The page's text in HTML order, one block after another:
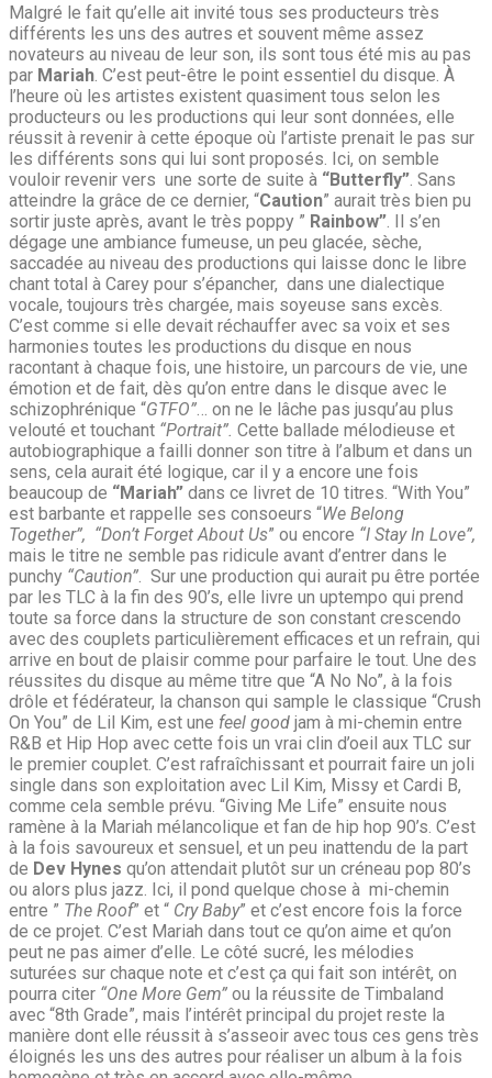
Malgré le fait qu’elle ait invité tous ses producteurs très
différents les uns des autres et souvent même assez
novateurs au niveau de leur son, ils sont tous été mis au pas
par Mariah . C’est peut-être le point essentiel du disque. À
l’heure où les artistes existent quasiment tous selon les
producteurs ou les productions qui leur sont données, elle
réussit à revenir à cette époque où l’artiste prenait le pas sur
les différents sons qui lui sont proposés. Ici, on semble
vouloir revenir vers une sorte de suite à “Butterfly” . Sans
atteindre la grâce de ce dernier, “Caution” aurait très bien pu
sortir juste après, avant le très poppy ” Rainbow” . Il s’en
dégage une ambiance fumeuse, un peu glacée, sèche,
saccadée au niveau des productions qui laisse donc le libre
chant total à Carey pour s’épancher, dans une dialectique
vocale, toujours très chargée, mais soyeuse sans excès.
C’est comme si elle devait réchauffer avec sa voix et ses
harmonies toutes les productions du disque en nous
racontant à chaque fois, une histoire, un parcours de vie, une
émotion et de fait, dès qu’on entre dans le disque avec le
schizophrénique “GTFO” … on ne le lâche pas jusqu’au plus
velouté et touchant “Portrait”. Cette ballade mélodieuse et
autobiographique a failli donner son titre à l’album et dans un
sens, cela aurait été logique, car il y a encore une fois
beaucoup de “Mariah” dans ce livret de 10 titres. “With You”
est barbante et rappelle ses consoeurs “We Belong
Together”, “Don’t Forget About Us” ou encore “I Stay In Love”,
mais le titre ne semble pas ridicule avant d’entrer dans le
punchy “Caution” . Sur une production qui aurait pu être portée
par les TLC à la fin des 90’s, elle livre un uptempo qui prend
toute sa force dans la structure de son constant crescendo
avec des couplets particulièrement efficaces et un refrain, qui
arrive en bout de plaisir comme pour parfaire le tout. Une des
réussites du disque au même titre que “A No No”, à la fois
drôle et fédérateur, la chanson qui sample le classique “Crush
On You” de Lil Kim, est une feel good jam à mi-chemin entre
R&B et Hip Hop avec cette fois un vrai clin d’oeil aux TLC sur
le premier couplet. C’est rafraîchissant et pourrait faire un joli
single dans son exploitation avec Lil Kim, Missy et Cardi B,
comme cela semble prévu. “Giving Me Life” ensuite nous
ramène à la Mariah mélancolique et fan de hip hop 90’s. C’est
à la fois savoureux et sensuel, et un peu inattendu de la part
de Dev Hynes qu’on attendait plutôt sur un créneau pop 80’s
ou alors plus jazz. Ici, il pond quelque chose à mi-chemin
entre ” The Roof” et “ Cry Baby” et c’est encore fois la force
de ce projet. C’est Mariah dans tout ce qu’on aime et qu’on
peut ne pas aimer d’elle. Le côté sucré, les mélodies
suturées sur chaque note et c’est ça qui fait son intérêt, on
pourra citer “One More Gem” ou la réussite de Timbaland
avec “8th Grade”, mais l’intérêt principal du projet reste la
manière dont elle réussit à s’asseoir avec tous ces gens très
éloignés les uns des autres pour réaliser un album à la fois